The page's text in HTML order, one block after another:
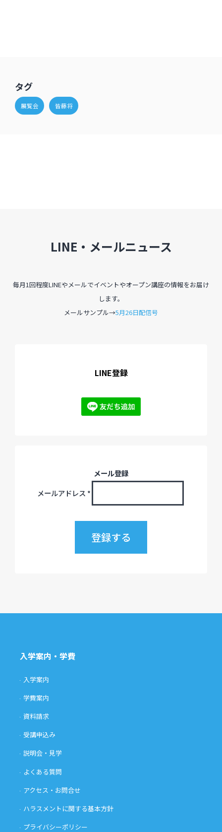
全ての記事ページ
タグ
展覧会 皆藤将
LINE・メールニュース
毎月1回程度LINEやメールでイベントやオープン講座の情報をお届け
します。
メールサンプル→5月26日配信号
LINE登録
メール登録
メールアドレス *
入学案内・学費
入学案内
学費案内
資料請求
受講申込み
説明会・見学
よくある質問
アクセス・お問合せ
ハラスメントに関する基本方針
プライバシーポリシー